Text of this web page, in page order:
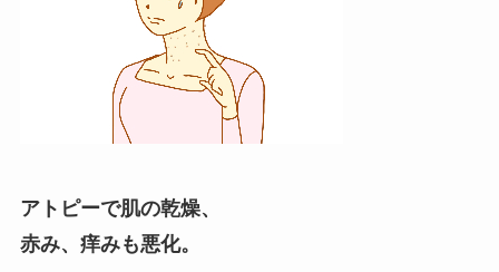
アトピーで肌の乾燥、
赤み、痒みも悪化。